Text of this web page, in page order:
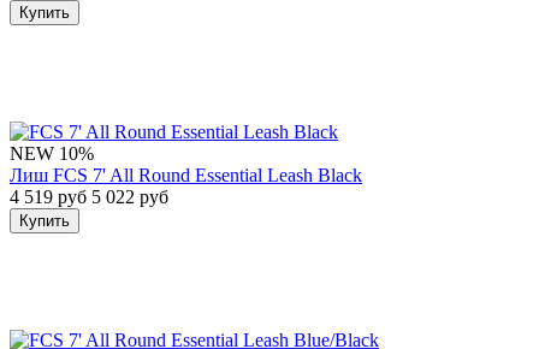
Купить
NEW 10%
Лиш FCS 7' All Round Essential Leash Black
4 519 руб 5 022 руб
Купить